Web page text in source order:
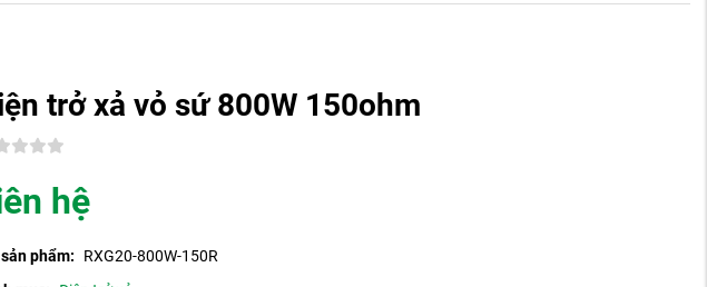
trở xả vỏ sứ 800W 150ohm
hệ
phẩm:
RXG20-800W-150R